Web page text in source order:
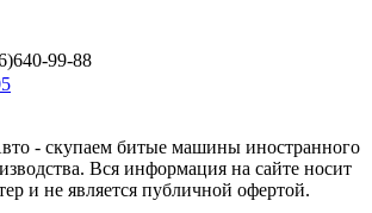
99-88
- скупаем битые машины иностранного
Вся информация на сайте носит
и не является публичной офертой.